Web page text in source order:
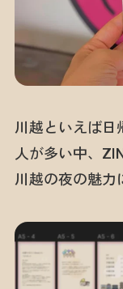
川越といえば日
人が多い中、
川越の夜の魅力